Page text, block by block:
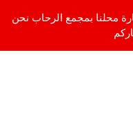
محلنا بمجمع الرحاب نحن